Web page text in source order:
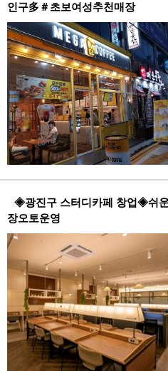
인구多＃초보여성추천매장
◈광진구 스터디카페 창업◈쉬
장오토운영